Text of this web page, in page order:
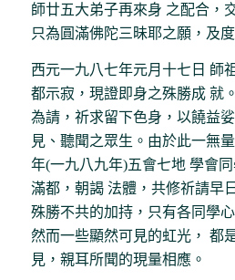
師廿五大弟子再來身 之配合，
只為圓滿佛陀三昧耶之願，及
西元一九八七年元月十七日 師
都示寂，現證即身之殊勝成 就
為請，祈求留下色身，以饒益
見、聽聞之眾生。由於此一無
年(一九八九年)五會七地 學會
滿都，朝謁 法體，共修祈請早
殊勝不共的加持，只有各同學
然而一些顯然可見的虹光， 都
見，親耳所聞的現量相應。